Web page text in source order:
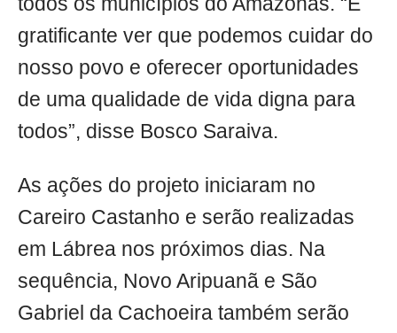
gratificante ver que podemos cuidar do
nosso povo e oferecer oportunidades
de uma qualidade de vida digna para
todos”, disse Bosco Saraiva.
As ações do projeto iniciaram no
Careiro Castanho e serão realizadas
em Lábrea nos próximos dias. Na
sequência, Novo Aripuanã e São
Gabriel da Cachoeira também serão